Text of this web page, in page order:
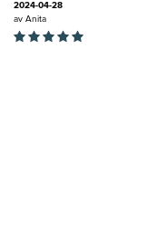
2024-04-28
av Anita